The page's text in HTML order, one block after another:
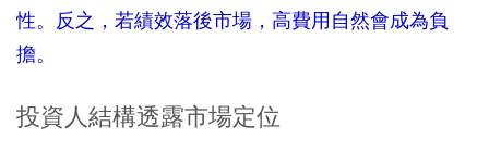
性。反之，若績效落後市場，高費用自然會成為負
擔。
投資人結構透露市場定位